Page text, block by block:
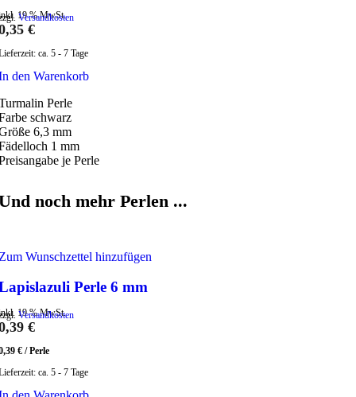
19 % MwSt.
Versandkosten
€
ca. 5 - 7 Tage
den Warenkorb
Perle
schwarz
6,3 mm
1 mm
je Perle
noch mehr Perlen ...
Wunschzettel hinzufügen
Perle 6 mm
19 % MwSt.
Versandkosten
€
€ /Perle
ca. 5 - 7 Tage